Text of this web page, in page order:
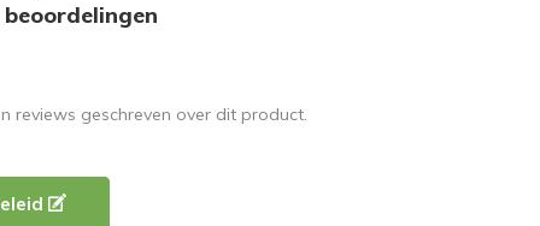
reviews geschreven over dit product.